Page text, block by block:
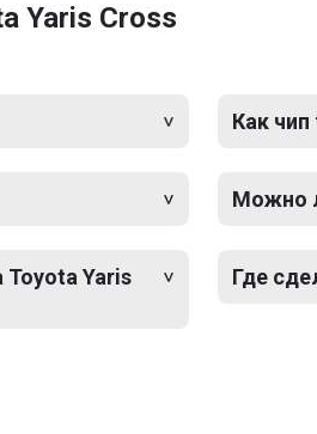
Yaris Cross
Toyota Yaris
Как чип
Можно
Где